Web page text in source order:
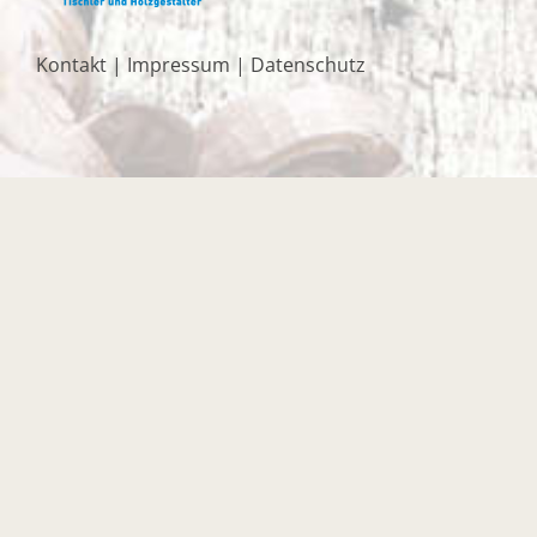
Kontakt | Impressum | Datenschutz